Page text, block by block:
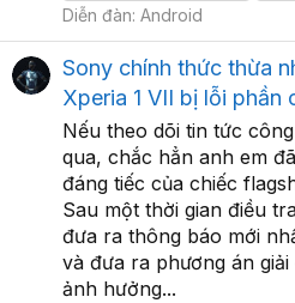
Diễn đàn: Android
Sony chính thức thừa
Xperia 1 VII bị lỗi phần
Nếu theo dõi tin tức
qua, chắc hẳn anh em
đáng tiếc của chiếc
Sau một thời gian điều
đưa ra thông báo mới
và đưa ra phương án
ảnh hưởng...